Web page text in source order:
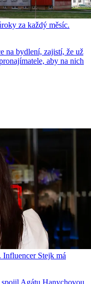
za každý měsíc.
na bydlení, zajistí, že už
aby na nich
Stejk má